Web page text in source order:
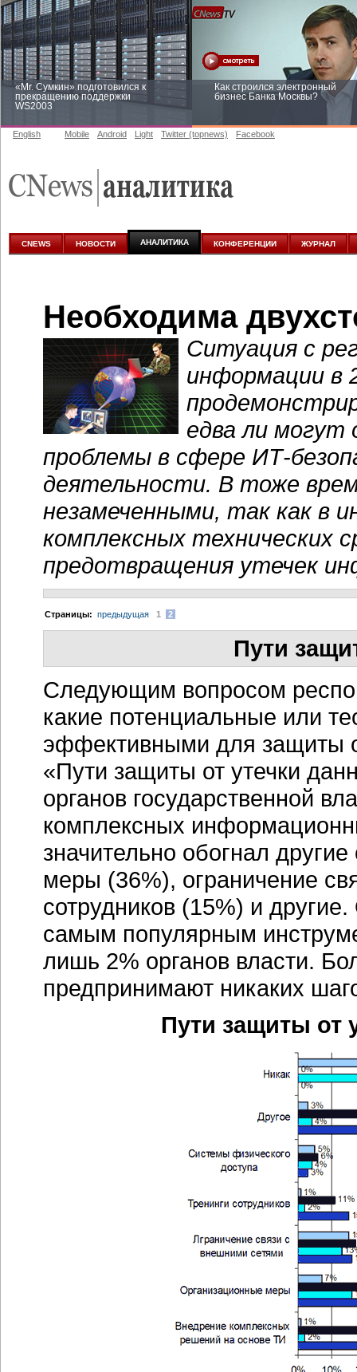
«Mr. Сумкин» подготовился к
прекращению поддержки
WS2003
Как строился электронный
бизнес Банка Москвы?
аналитике
English Mobile Android Light Twitter (topnews) Facebook
CNEWS НОВОСТИ АНАЛИТИКА КОНФЕРЕНЦИИ ЖУРНАЛ
Необходима
Ситуация с
информации в
едва ли
проблемы в сфере ИТ-
деятельности. В тоже
незамеченными, так как в
комплексных технических
предотвращения утечек
Cтраницы: предыдущая 1 2
Пути
Следующим вопросом
какие потенциальные или
эффективными для защиты
«Пути защиты от утечки
органов государственной
комплексных
значительно обогнал
меры (36%), ограничение
сотрудников (15%) и
самым популярным
лишь 2% органов власти.
предпринимают никаких
Пути защиты от